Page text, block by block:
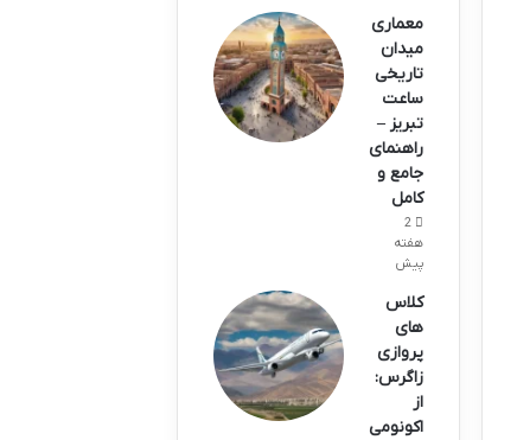
معماری
میدان
تاریخی
ساعت
تبریز –
راهنمای
جامع و
کامل
2
هفته
پیش
کلاس
های
پروازی
زاگرس:
از
اکونومی